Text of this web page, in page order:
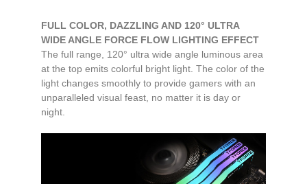
FULL COLOR, DAZZLING AND 120° ULTRA
WIDE ANGLE FORCE FLOW LIGHTING EFFECT
The full range, 120° ultra wide angle luminous area
at the top emits colorful bright light. The color of the
light changes smoothly to provide gamers with an
unparalleled visual feast, no matter it is day or
night.